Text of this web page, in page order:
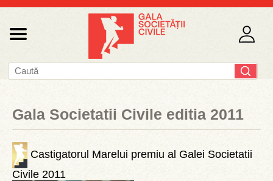
Gala Societatii Civile editia 2011
Castigatorul Marelui premiu al Galei Societatii
Civile 2011